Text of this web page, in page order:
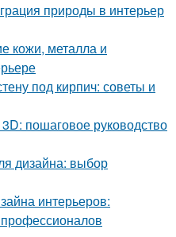
природы в интерьер
кожи, металла и
под кирпич: советы и
пошаговое руководство
дизайна: выбор
интерьеров: